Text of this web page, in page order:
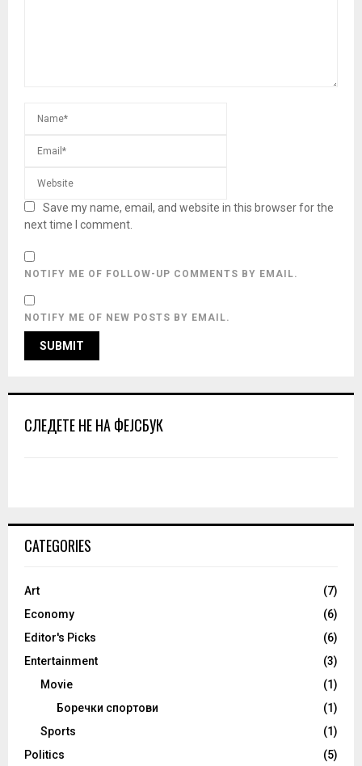
Save my name, email, and website in this browser for the
next time I comment.
NOTIFY ME OF FOLLOW-UP COMMENTS BY EMAIL.
NOTIFY ME OF NEW POSTS BY EMAIL.
СЛЕДЕТЕ НЕ НА ФЕЈСБУК
CATEGORIES
Art
(7)
Economy
(6)
Editor's Picks
(6)
Entertainment
(3)
Movie
(1)
Боречки спортови
(1)
Sports
(1)
Politics
(5)